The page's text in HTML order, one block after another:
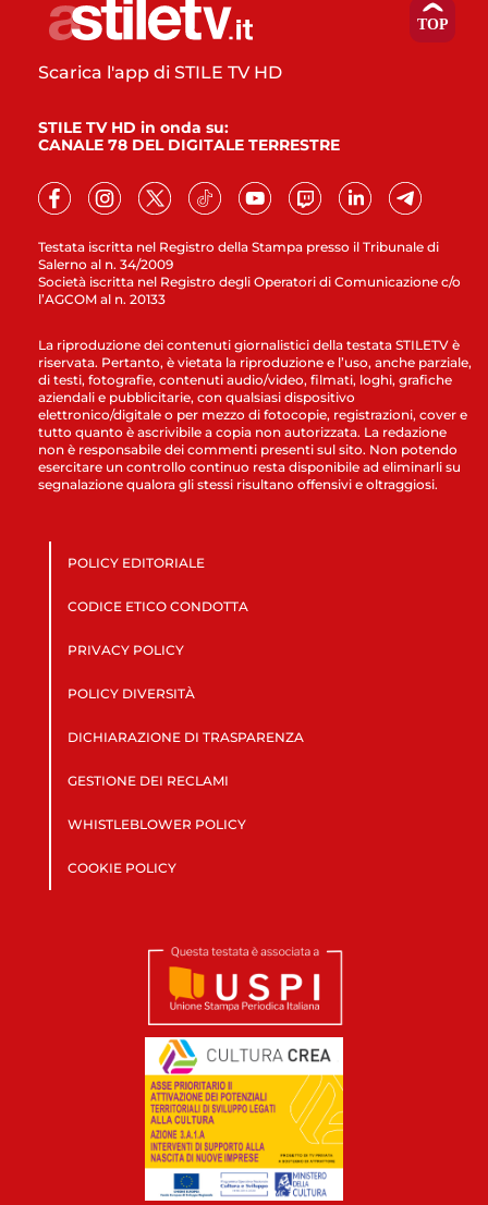
Testata iscritta nel Registro della Stampa presso il Tribunale di
Salerno al n. 34/2009
Società iscritta nel Registro degli Operatori di Comunicazione c/o
l’AGCOM al n. 20133
Scarica l'app di STILE TV HD
STILE TV HD in onda su:
CANALE 78 DEL DIGITALE TERRESTRE
La riproduzione dei contenuti giornalistici della testata STILETV è
riservata. Pertanto, è vietata la riproduzione e l’uso, anche parziale,
di testi, fotografie, contenuti audio/video, filmati, loghi, grafiche
aziendali e pubblicitarie, con qualsiasi dispositivo
elettronico/digitale o per mezzo di fotocopie, registrazioni, cover e
tutto quanto è ascrivibile a copia non autorizzata. La redazione
non è responsabile dei commenti presenti sul sito. Non potendo
esercitare un controllo continuo resta disponibile ad eliminarli su
segnalazione qualora gli stessi risultano offensivi e oltraggiosi.
POLICY EDITORIALE
CODICE ETICO CONDOTTA
PRIVACY POLICY
POLICY DIVERSITÀ
DICHIARAZIONE DI TRASPARENZA
GESTIONE DEI RECLAMI
WHISTLEBLOWER POLICY
COOKIE POLICY